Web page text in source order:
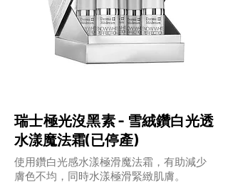
瑞士極光沒黑素 - 雪絨鑽白光透
水漾魔法霜(已停產)
使用鑽白光感水漾極滑魔法霜，有助減少
膚色不均，同時水漾極滑緊緻肌膚。